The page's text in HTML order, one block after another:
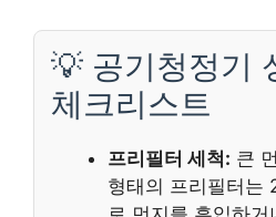
💡 공기청정기
체크리스트
프리필터 세척: 큰
형태의 프리필터는